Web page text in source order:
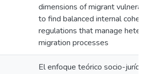
dimensions of migrant
to find balanced internal
regulations that manage
migration processes
El enfoque teórico socio-